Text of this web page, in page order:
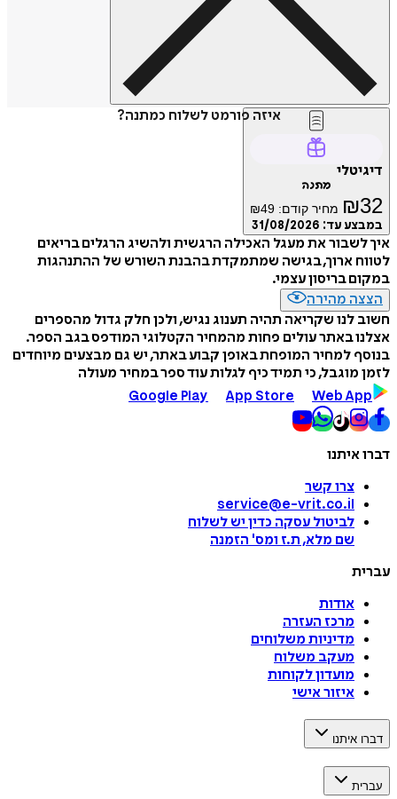
איזה פורמט לשלוח כמתנה?
דיגיטלי
מתנה
₪32 מחיר קודם: ₪49
במבצע עד: 31/08/2026
איך לשבור את מעגל האכילה הרגשית ולהשיג הרגלים בריאים
לטווח ארוך, בגישה שמתמקדת בהבנת השורש של ההתנהגות
במקום בריסון עצמי.
הצצה מהירה
חשוב לנו שקריאה תהיה תענוג נגיש, ולכן חלק גדול מהספרים
אצלנו באתר עולים פחות מהמחיר הקטלוגי המודפס בגב הספר.
בנוסף למחיר המופחת באופן קבוע באתר, יש גם מבצעים מיוחדים
לזמן מוגבל, כי תמיד כיף לגלות עוד ספר במחיר מעולה
Google Play
App Store Web App
דברו איתנו
צרו קשר
service@e-vrit.co.il
לביטול עסקה כדין יש לשלוח
שם מלא, ת.ז ומס' הזמנה
עברית
אודות
מרכז העזרה
מדיניות משלוחים
מעקב משלוח
מועדון לקוחות
איזור אישי
דברו איתנו
עברית